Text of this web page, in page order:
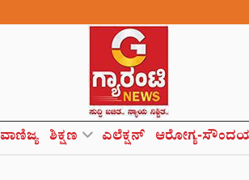
ವಾಣಿಜ್ಯ ಶಿಕ್ಷಣ ಎಲೆಕ್ಷನ್ ಆರೋಗ್ಯ-